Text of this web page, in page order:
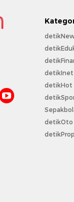
detikInet
detikHot
detikOto